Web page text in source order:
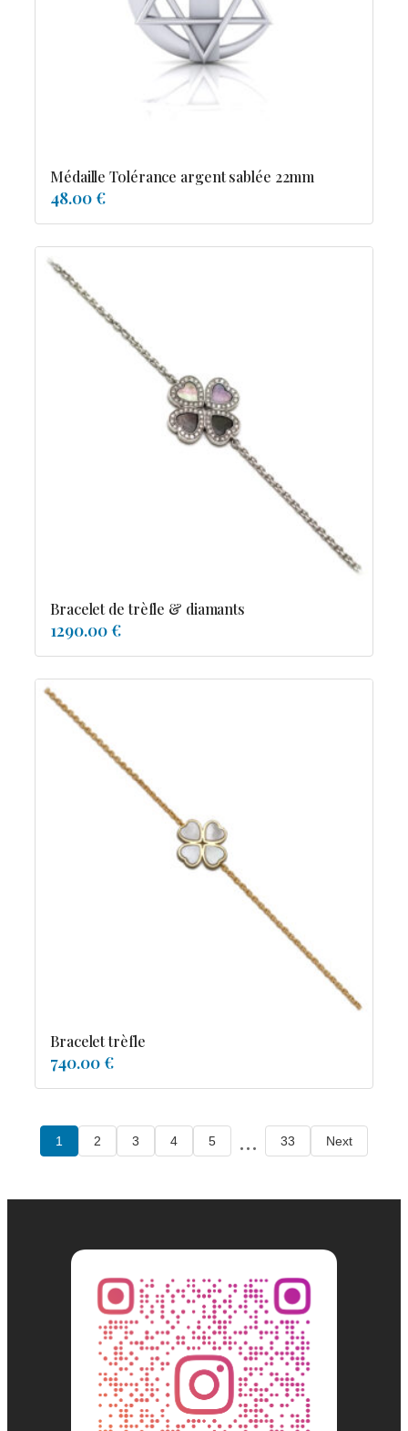
Médaille Tolérance argent sablée 22mm
48.00 €
Bracelet de trèfle & diamants
1290.00 €
Bracelet trèfle
740.00 €
1 2 3 4 5 ... 33 Next